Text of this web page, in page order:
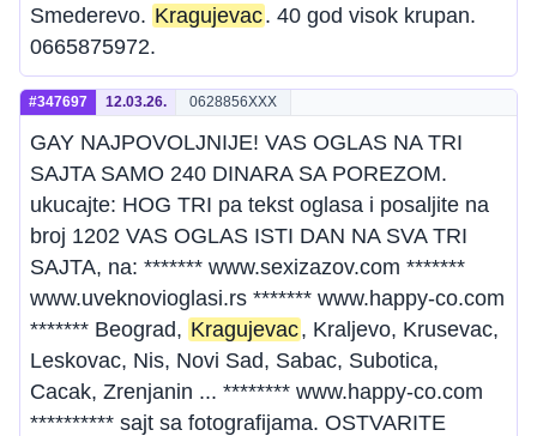
Smederevo. Kragujevac. 40 god visok krupan.
0665875972.
#347697 12.03.26. 0628856XXX
GAY NAJPOVOLJNIJE! VAS OGLAS NA TRI
SAJTA SAMO 240 DINARA SA POREZOM.
ukucajte: HOG TRI pa tekst oglasa i posaljite na
broj 1202 VAS OGLAS ISTI DAN NA SVA TRI
SAJTA, na: ******* www.sexizazov.com *******
www.uveknovioglasi.rs ******* www.happy-co.com
******* Beograd, Kragujevac, Kraljevo, Krusevac,
Leskovac, Nis, Novi Sad, Sabac, Subotica,
Cacak, Zrenjanin ... ******** www.happy-co.com
********** sajt sa fotografijama. OSTVARITE